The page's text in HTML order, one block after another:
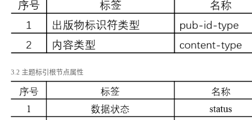
3.2 主题标引根节点属性